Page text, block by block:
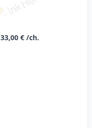
33,00 € /ch.